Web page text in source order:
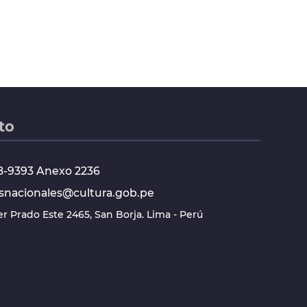
9393 Anexo 2236
Prado Este 2465, San Borja. Lima - Perú